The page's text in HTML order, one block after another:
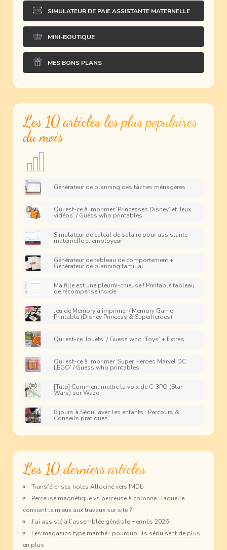
SIMULATEUR DE PAIE ASSISTANTE MATERNELLE
MINI-BOUTIQUE
MES BONS PLANS
Les 10 articles les plus populaires
du mois
Générateur de planning des tâches ménagères
Qui est-ce à imprimer ‘Princesses Disney’ et ‘Jeux
vidéos’ / Guess who printables
Simulateur de calcul de salaire pour assistante
maternelle et employeur
Générateur de tableau de comportement +
Générateur de planning familial
Ma fille est une pleurni-chieuse ! Printable tableau
de récompense inside
Jeu de Memory à imprimer / Memory Game
Printable (Disney Princess & Superheroes)
Qui est-ce ‘Jouets’ / Guess who ‘Toys’ + Extras
Qui est-ce à imprimer ‘Super Heroes Marvel DC
LEGO’ / Guess who printables
[Tuto] Comment mettre la voix de C-3PO (Star
Wars) sur Waze
8 jours à Séoul avec les enfants : Parcours &
Conseils pratiques
Les 10 derniers articles
Transférer ses notes Allociné vers IMDb
Perceuse magnétique vs perceuse à colonne : laquelle
convient le mieux aux travaux sur site ?
J’ai assisté à l’assemblée générale Hermès 2026
Les magasins type marché : pourquoi ils séduisent de plus
en plus